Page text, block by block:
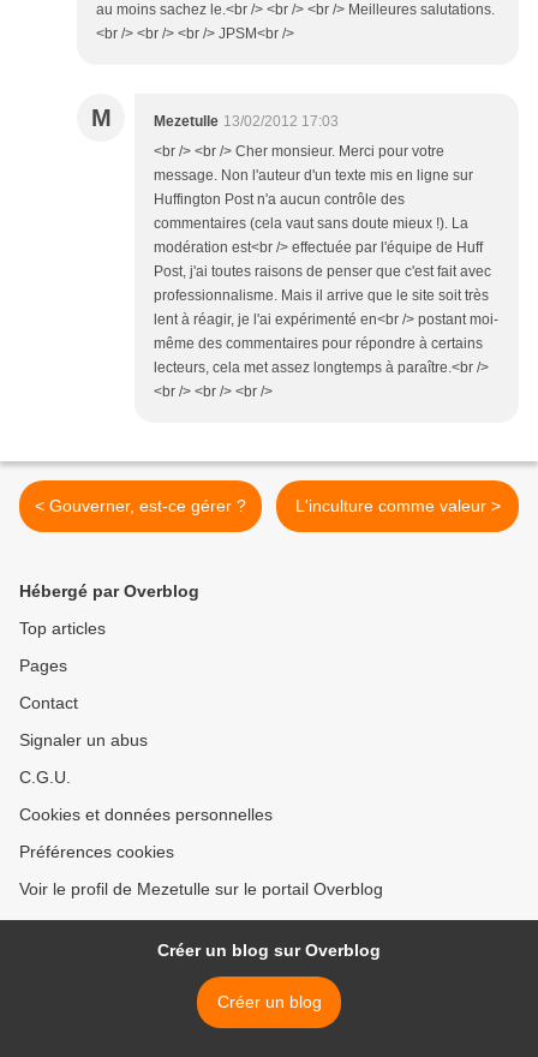
au moins sachez le.<br /> <br /> <br /> Meilleures salutations.
<br /> <br /> <br /> JPSM<br />
M Mezetulle 13/02/2012 17:03
<br /> <br /> Cher monsieur. Merci pour votre
message. Non l'auteur d'un texte mis en ligne sur
Huffington Post n'a aucun contrôle des
commentaires (cela vaut sans doute mieux !). La
modération est<br /> effectuée par l'équipe de Huff
Post, j'ai toutes raisons de penser que c'est fait avec
professionnalisme. Mais il arrive que le site soit très
lent à réagir, je l'ai expérimenté en<br /> postant moi-
même des commentaires pour répondre à certains
lecteurs, cela met assez longtemps à paraître.<br />
<br /> <br /> <br />
< Gouverner, est-ce gérer ? L'inculture comme valeur >
Hébergé par Overblog
Top articles
Pages
Contact
Signaler un abus
C.G.U.
Cookies et données personnelles
Préférences cookies
Voir le profil de Mezetulle sur le portail Overblog
Créer un blog sur Overblog
Créer un blog